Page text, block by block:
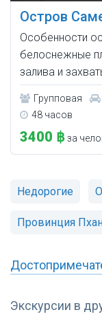
Экскурсии в
Остров
Особенности
белоснежные
залива и
Групповая
48 часов
3400 ฿за
Недорогие
Провинция